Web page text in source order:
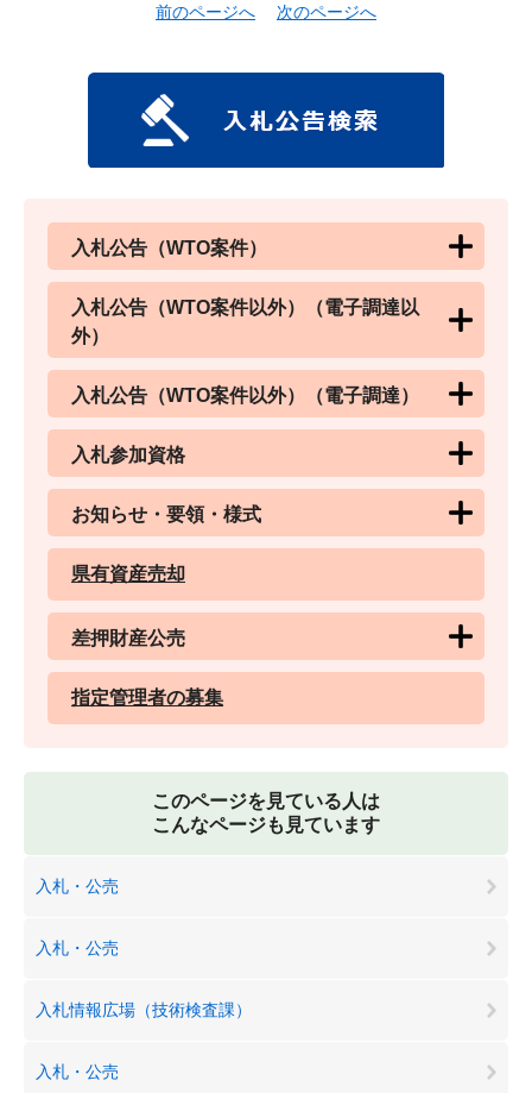
前のページへ 次のページへ
入札公告（WTO案件）
入札公告（WTO案件以外）（電子調達以
外）
入札公告（WTO案件以外）（電子調達）
入札参加資格
お知らせ・要領・様式
県有資産売却
差押財産公売
指定管理者の募集
このページを見ている人は
こんなページも見ています
入札・公売
入札・公売
入札情報広場（技術検査課）
入札・公売